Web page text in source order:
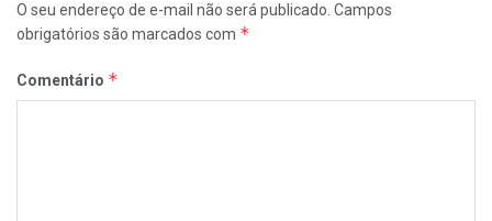
O seu endereço de e-mail não será publicado. Campos
obrigatórios são marcados com *
Comentário *